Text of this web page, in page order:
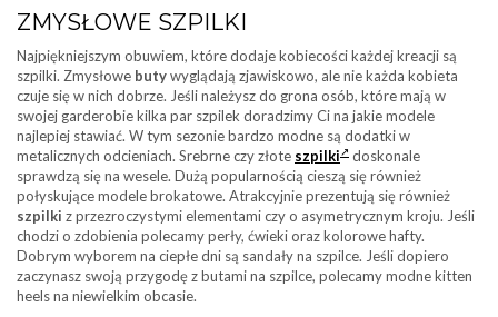
ZMYSŁOWE SZPILKI
Najpiękniejszym obuwiem, które dodaje kobiecości każdej kreacji są
szpilki. Zmysłowe butywyglądają zjawiskowo, ale nie każda kobieta
czuje się w nich dobrze. Jeśli należysz do grona osób, które mają w
swojej garderobie kilka par szpilek doradzimy Ci na jakie modele
najlepiej stawiać. W tym sezonie bardzo modne są dodatki w
metalicznych odcieniach. Srebrne czy złote szpilki
doskonale
sprawdzą się na wesele. Dużą popularnością cieszą się również
połyskujące modele brokatowe. Atrakcyjnie prezentują się również
szpilki z przezroczystymi elementami czy o asymetrycznym kroju. Jeśli
chodzi o zdobienia polecamy perły, ćwieki oraz kolorowe hafty.
Dobrym wyborem na ciepłe dni są sandały na szpilce. Jeśli dopiero
zaczynasz swoją przygodę z butami na szpilce, polecamy modne kitten
heels na niewielkim obcasie.